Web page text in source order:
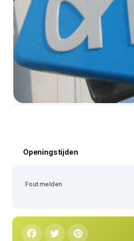
Openingstijden
Fout melden